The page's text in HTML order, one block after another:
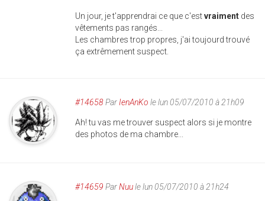
Un jour, je t'apprendrai ce que c'estvraiment des
vêtements pas rangés...
Les chambres trop propres, j'ai toujourd trouvé
ça extrêmement suspect.
#14658ParIenAnKo le lun 05/07/2010 à 21h09
Ah! tu vas me trouver suspect alors si je montre
des photos de ma chambre...
#14659 ParNuule lun 05/07/2010 à 21h24